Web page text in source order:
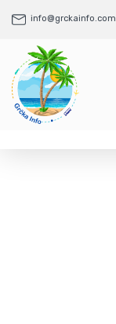
info@grckainfo.com